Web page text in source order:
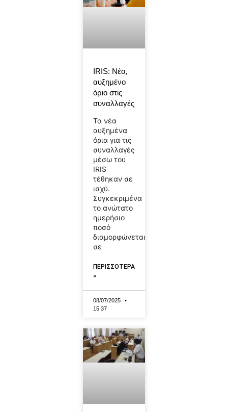
IRIS: Νέο,
αυξημένο
όριο στις
συναλλαγές
Τα νέα
αυξημένα
όρια για τις
συναλλαγές
μέσω του
IRIS
τέθηκαν σε
ισχύ.
Συγκεκριμένα
το ανώτατο
ημερήσιο
ποσό
διαμορφώνεται
σε
ΠΕΡΙΣΣΟΤΕΡΑ
»
08/07/2025
15:37